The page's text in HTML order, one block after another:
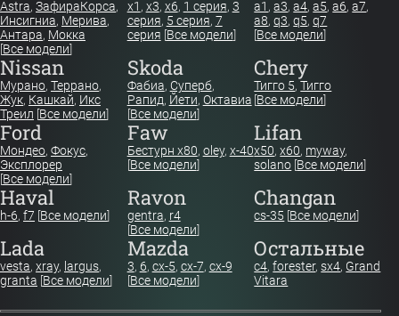
Astra, ЗафираКорса,
Инсигниа, Мерива,
Антара, Мокка
[Все модели]
x1 , x3, x6, 1 серия, 3
серия, 5 серия, 7
серия [Все модели]
a1 ,a3,a4,a5,a6,a7,
a8,q3,q5,q7
[Все модели]
Nissan
Мурано, Террано,
Жук, Кашкай, Икс
Треил [Все модели]
Skoda
Фабиа, Суперб,
Рапид, Йети, Октавиа
[Все модели]
Chery
Тигго 5,Тигго
[Все модели]
Ford
Мондео, Фокус,
Эксплорер
[Все модели]
Faw
Бестурн х80, oley, x-40
[Все модели]
Lifan
x50,x60, myway,
solano [Все модели]
Haval
h-6, f7 [Все модели]
Ravon
gentra, r4
[Все модели]
Changan
cs-35 [Все модели]
Lada
vesta, xray, largus,
granta [Все модели]
Mazda
3, 6, cx-5, cx-7, cx-9
[Все модели]
Остальные
c4,forester,sx4, Grand
Vitara